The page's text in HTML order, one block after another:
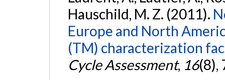
Hauschild, M. Z. (2011).
Europe and North
(TM) characterization
Cycle Assessment, 16(8),